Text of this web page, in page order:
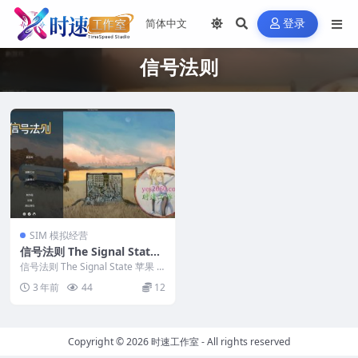
登录
信号法则
SIM 模拟经营
信号法则 The Signal State
苹果 MAC电脑游戏 原生中文
版
信号法则 The Signal State 苹果 M
3 年前 44 12
Copyright © 2026时速工作室- All rights reserved